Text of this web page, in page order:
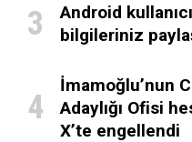
Android
bilgileriniz
İmamoğlu’nun
Adaylığı Ofisi
X’te engellendi